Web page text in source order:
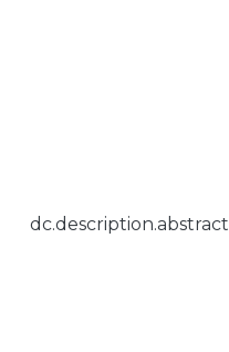
dc.description.abstract